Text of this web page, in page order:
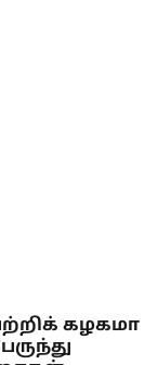
கழகமா